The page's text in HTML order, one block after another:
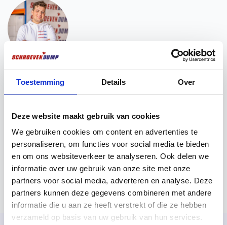
Toestemming Details Over
Deze website maakt gebruik van cookies
We gebruiken cookies om content en advertenties te
personaliseren, om functies voor social media te bieden
en om ons websiteverkeer te analyseren. Ook delen we
informatie over uw gebruik van onze site met onze
partners voor social media, adverteren en analyse. Deze
partners kunnen deze gegevens combineren met andere
informatie die u aan ze heeft verstrekt of die ze hebben
verzameld op basis van uw gebruik van hun services.
Vous voulez ? Nous sommes là pour vous
aider !
d'une vente ? Vous souhaitez obtenir plus
prendre contact avec nos experts. Ils ont déjà bien
compris ce que vous attendiez d'eux !
Chat via Whatsapp Envoyez un e-mail